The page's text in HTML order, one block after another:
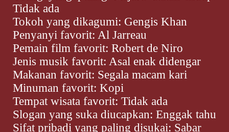
Tidak ada
Tokoh yang dikagumi: Gengis Khan
Penyanyi favorit: Al Jarreau
Pemain film favorit: Robert de Niro
Jenis musik favorit: Asal enak didengar
Makanan favorit: Segala macam kari
Minuman favorit: Kopi
Tempat wisata favorit: Tidak ada
Slogan yang suka diucapkan: Enggak tahu
Sifat pribadi yang paling disukai: Sabar